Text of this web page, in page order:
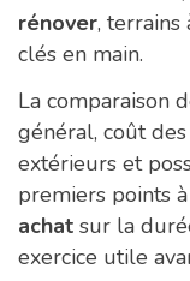
rénover, terrains
clés en main.
La comparaison
général, coût
extérieurs et
premiers points
achat sur la
exercice utile